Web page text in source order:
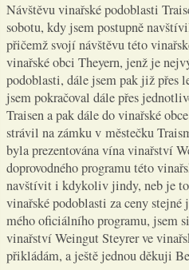
Návštěvu vinařské podoblasti
sobotu, kdy jsem postupně
přičemž svojí návštěvu této
vinařské obci Theyern, jenž je
podoblasti, dále jsem pak již přes
jsem pokračoval dále přes
Traisen a pak dále do vinařské
strávil na zámku v městečku
byla prezentována vína vinařství
doprovodného programu této
navštívit i kdykoliv jindy, neb je
vinařské podoblasti za ceny
mého oficiálního programu, jsem
vinařství Weingut Steyrer ve
přikládám, a ještě jednou děkuji